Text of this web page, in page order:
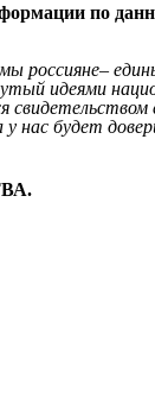
по
россияне–
идеями
нас будет